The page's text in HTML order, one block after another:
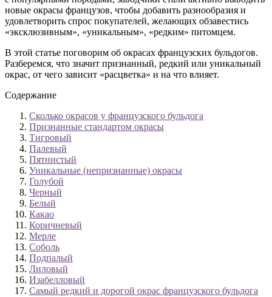
новые окрасы французов, чтобы добавить разнообразия и
удовлетворить спрос покупателей, желающих обзавестись
«эксклюзивным», «уникальным», «редким» питомцем.
В этой статье поговорим об окрасах французских бульдогов.
Разберемся, что значит признанный, редкий или уникальный
окрас, от чего зависит «расцветка» и на что влияет.
Содержание
Сколько окрасов у французского бульдога
Признанные стандартом окрасы
Тигровый
Палевый
Пятнистый
Уникальные (непризнанные) окрасы
Голубой
Черный
Белый
Какао
Коричневый
Мерле
Соболь
Подпалый
Лиловый
Изабелловый
Самый редкий и дорогой окрас французского бульдога